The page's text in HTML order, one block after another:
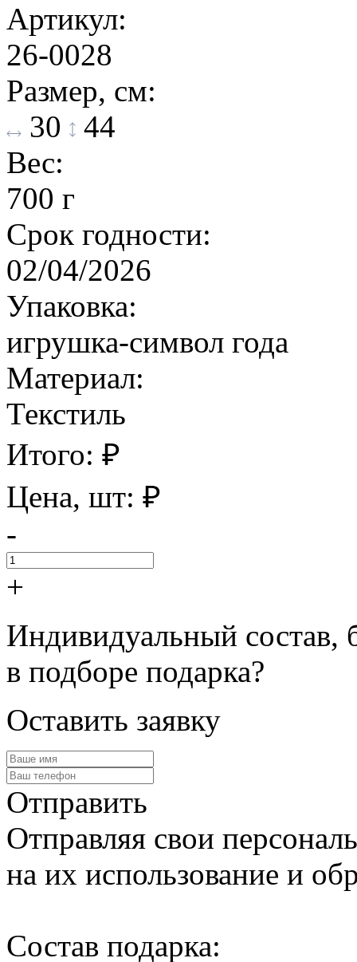
Артикул:
26-0028
Размер, см:
30
44
Вес:
700 г
Срок годности:
02/04/2026
Упаковка:
игрушка-символ года
Материал:
Текстиль
Итого: ₽
Цена, шт: ₽
-
+
Индивидуальный состав,
в подборе подарка?
Оставить заявку
Отправить
Отправляя свои
на их использование и
Cостав подарка: